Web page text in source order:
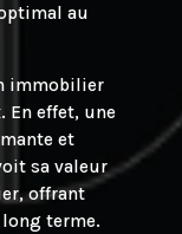
au
immobilier
En effet, une
et
sa valeur
offrant
terme.